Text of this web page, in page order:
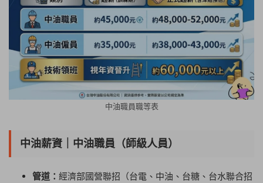
中油職員職等表
中油薪資｜中油職員（師級人員）
管道： 經濟部國營聯招（台電、中油、台糖、台水聯合招